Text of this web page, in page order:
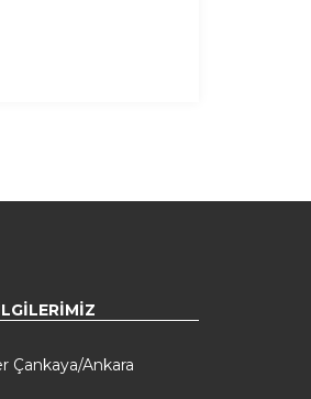
Çankaya/Ankara